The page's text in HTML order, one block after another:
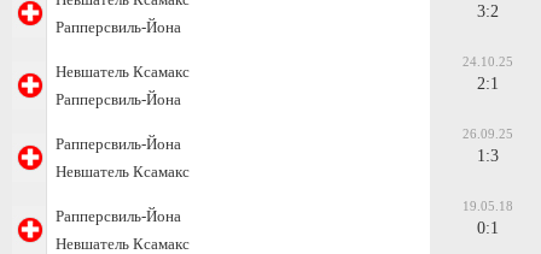
Рапперсвиль-Йона
3:2
Невшатель Ксамакс
Рапперсвиль-Йона
24.10.25
2:1
Рапперсвиль-Йона
Невшатель Ксамакс
26.09.25
1:3
Рапперсвиль-Йона
Невшатель Ксамакс
19.05.18
0:1